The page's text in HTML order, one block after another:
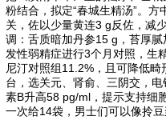
粉结合，拟定“春城生精汤”。
关，佐以少量黄连3 g反佐，减
调：舌质暗加丹参15 g，苔厚
发性弱精症进行3个月对照，生
尼汀对照组11.2%，且可降低畸
台，选关元、肾俞、三阴交，
素B升高58 pg/ml，提示支持细
一次给14袋，男士们可以像拎豆